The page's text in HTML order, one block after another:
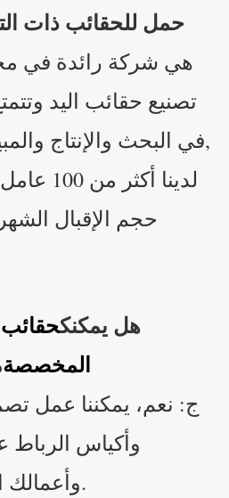
حمل للحقائب ذات
تصنيع حقائب اليد
في البحث والإنتاج والمبيعات والخدمة معًا,
لدينا
حجم الإقبال
Q: هل يمكنك
المخصصة
ج: نعم، يمكننا عمل
وأكياس
وأعمالك الفنية وما إلى ذلك.